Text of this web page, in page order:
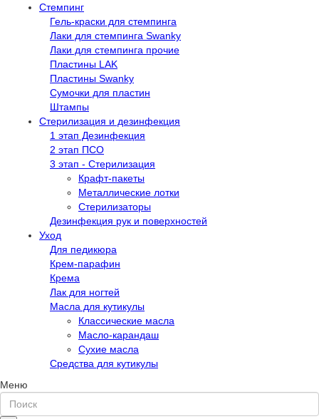
Стемпинг
Гель-краски для стемпинга
Лаки для стемпинга Swanky
Лаки для стемпинга прочие
Пластины LAK
Пластины Swanky
Сумочки для пластин
Штампы
Стерилизация и дезинфекция
1 этап Дезинфекция
2 этап ПСО
3 этап - Стерилизация
Крафт-пакеты
Металлические лотки
Стерилизаторы
Дезинфекция рук и поверхностей
Уход
Для педикюра
Крем-парафин
Крема
Лак для ногтей
Масла для кутикулы
Классические масла
Масло-карандаш
Сухие масла
Средства для кутикулы
Меню